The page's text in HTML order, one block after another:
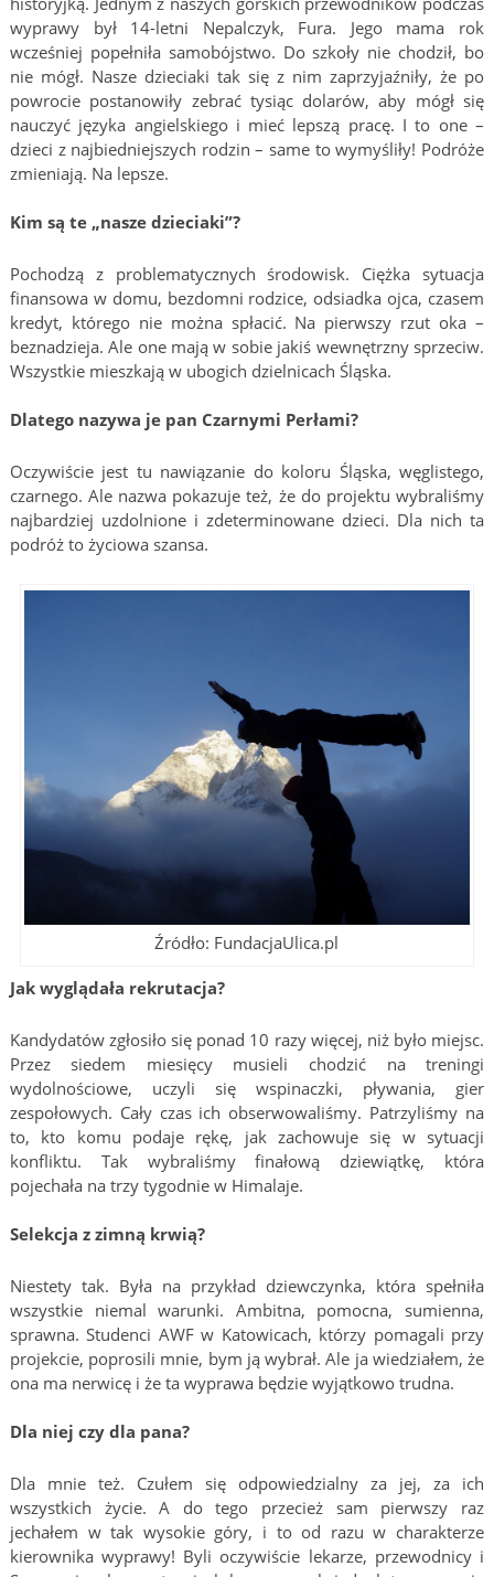
wyprawy był 14-letni Nepalczyk, Fura. Jego mama rok
wcześniej popełniła samobójstwo. Do szkoły nie chodził, bo
nie mógł. Nasze dzieciaki tak się z nim zaprzyjaźniły, że po
powrocie postanowiły zebrać tysiąc dolarów, aby mógł się
nauczyć języka angielskiego i mieć lepszą pracę. I to one –
dzieci z najbiedniejszych rodzin – same to wymyśliły! Podróże
zmieniają. Na lepsze.
Kim są te „nasze dzieciaki”?
Pochodzą z problematycznych środowisk. Ciężka sytuacja
finansowa w domu, bezdomni rodzice, odsiadka ojca, czasem
kredyt, którego nie można spłacić. Na pierwszy rzut oka –
beznadzieja. Ale one mają w sobie jakiś wewnętrzny sprzeciw.
Wszystkie mieszkają w ubogich dzielnicach Śląska.
Dlatego nazywa je pan Czarnymi Perłami?
Oczywiście jest tu nawiązanie do koloru Śląska, węglistego,
czarnego. Ale nazwa pokazuje też, że do projektu wybraliśmy
najbardziej uzdolnione i zdeterminowane dzieci. Dla nich ta
podróż to życiowa szansa.
Źródło: FundacjaUlica.pl
Jak wyglądała rekrutacja?
Kandydatów zgłosiło się ponad 10 razy więcej, niż było miejsc.
Przez siedem miesięcy musieli chodzić na treningi
wydolnościowe, uczyli się wspinaczki, pływania, gier
zespołowych. Cały czas ich obserwowaliśmy. Patrzyliśmy na
to, kto komu podaje rękę, jak zachowuje się w sytuacji
konfliktu. Tak wybraliśmy finałową dziewiątkę, która
pojechała na trzy tygodnie w Himalaje.
Selekcja z zimną krwią?
Niestety tak. Była na przykład dziewczynka, która spełniła
wszystkie niemal warunki. Ambitna, pomocna, sumienna,
sprawna. Studenci AWF w Katowicach, którzy pomagali przy
projekcie, poprosili mnie, bym ją wybrał. Ale ja wiedziałem, że
ona ma nerwicę i że ta wyprawa będzie wyjątkowo trudna.
Dla niej czy dla pana?
Dla mnie też. Czułem się odpowiedzialny za jej, za ich
wszystkich życie. A do tego przecież sam pierwszy raz
jechałem w tak wysokie góry, i to od razu w charakterze
kierownika wyprawy! Byli oczywiście lekarze, przewodnicy i